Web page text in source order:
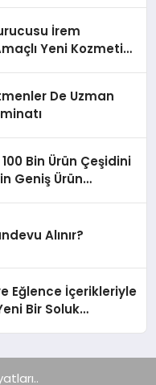
İrem
Yeni Kozmetik
De Uzman
Bin Ürün Çeşidini
Geniş Ürün
Alınır?
Eğlence İçerikleriyle
Bir Soluk